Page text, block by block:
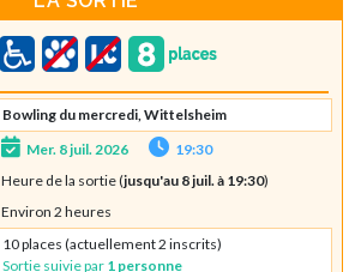
Bowling du mercredi, Wittelsheim
Mer. 8 juil. 2026
19:30
Heure de la sortie (jusqu'au 8 juil. à 19:30)
Environ 2 heures
10 places (actuellement 2 inscrits)
Sortie suivie par 1 personne